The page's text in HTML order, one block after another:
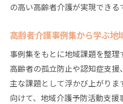
の高い高齢者介護が実現できる
高齢者介護事例集から学ぶ地
事例集をもとに地域課題を整
高齢者の孤立防止や認知症支
主な課題として浮かび上がりま
向けて、地域介護予防活動支援